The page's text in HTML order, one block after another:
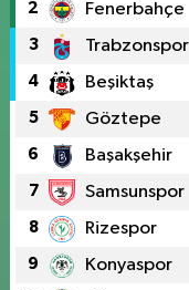
2 Fenerbahçe
3 Trabzonspor
4 Beşiktaş
5 Göztepe
6 Başakşehir
7 Samsunspor
8 Rizespor
9 Konyaspor